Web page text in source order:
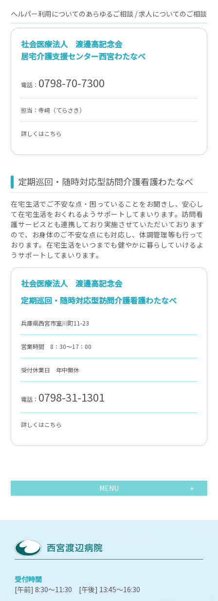
ヘルパー利用についてのあらゆるご相談 / 求人についてのご相談
社会医療法人 渡邊高記念会
居宅介護支援センター西宮わたなべ
電話： 0798-70-7300
担当：寺﨑（てらさき）
詳しくはこちら
定期巡回・随時対応型訪問介護看護わたなべ
在宅生活でご不安な点・困っていることをお聞きし、安心し
て在宅生活をおくれるようサポートしてまいります。訪問看
護サービスとも連携しており実施させていただいております
ので、お身体のご不安な点にも対応し、体調管理等も行って
おります。在宅生活をいつまでも健やかに暮らしていけるよ
うサポートしてまいります。
社会医療法人 渡邊高記念会
定期巡回・随時対応型訪問介護看護わたなべ
兵庫県西宮市室川町11-23
営業時間 8：30～17：00
受付休業日 年中無休
電話： 0798-31-1301
詳しくはこちら
MENU
受付時間
[午前] 8:30～11:30 [午後] 13:45～16:30